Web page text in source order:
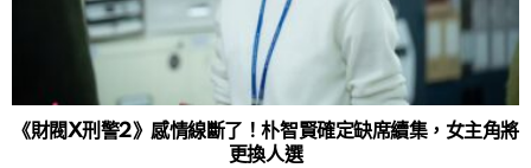
《財閥X刑警2》感情線斷了！朴智賢確定缺席續集，女主角將
更換人選